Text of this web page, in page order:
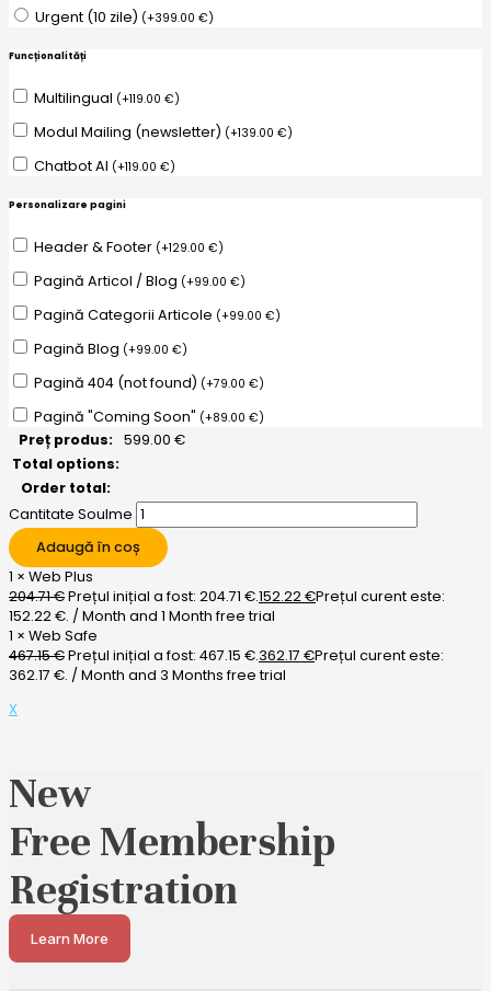
Urgent (10 zile) (+399.00 €)
Funcționalități
Multilingual (+119.00 €)
Modul Mailing (newsletter) (+139.00 €)
Chatbot AI (+119.00 €)
Personalizare pagini
Header & Footer (+129.00 €)
Pagină Articol / Blog (+99.00 €)
Pagină Categorii Articole (+99.00 €)
Pagină Blog (+99.00 €)
Pagină 404 (not found) (+79.00 €)
Pagină "Coming Soon" (+89.00 €)
Preț produs: 599.00 €
Total options:
Order total:
Cantitate Soulme
Adaugă în coș
1 × Web Plus
204.71€Prețul inițial a fost: 204.71 €.152.22€Prețul curent este:
152.22 €. / Month and 1 Month free trial
1 × Web Safe
467.15€Prețul inițial a fost: 467.15 €.362.17 €Prețul curent este:
362.17 €. / Month and 3 Months free trial
X